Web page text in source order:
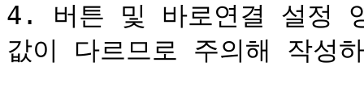
4. 버튼 및 바로연결 설정
값이 다르므로 주의해 작성